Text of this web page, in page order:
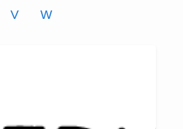
V W